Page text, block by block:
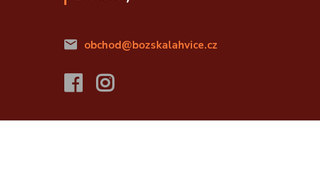
obchod@bozskalahvice.cz